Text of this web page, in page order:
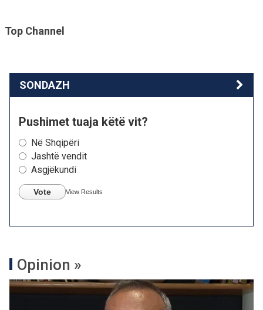
Top Channel
SONDAZH
Pushimet tuaja këtë vit?
Në Shqipëri
Jashtë vendit
Asgjëkundi
Vote View Results
Opinion »